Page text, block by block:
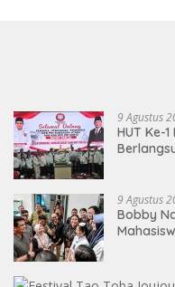
9 Agustus
HUT Ke-
9 Agustus
Bobby